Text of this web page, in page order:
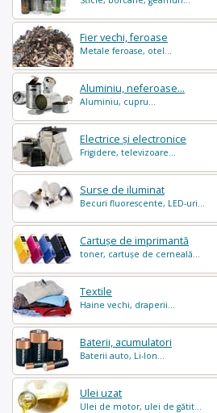
Fier vechi, feroase
Metale feroase, otel...
Aluminiu, neferoase...
Aluminiu, cupru...
Electrice și electronice
Frigidere, televizoare...
Surse de iluminat
Becuri fluorescente, LED-uri...
Cartușe de imprimantă
toner, cartușe de cerneală...
Textile
Haine vechi, draperii...
Baterii, acumulatori
Baterii auto, Li-Ion...
Ulei uzat
Ulei de motor, ulei de gătit...